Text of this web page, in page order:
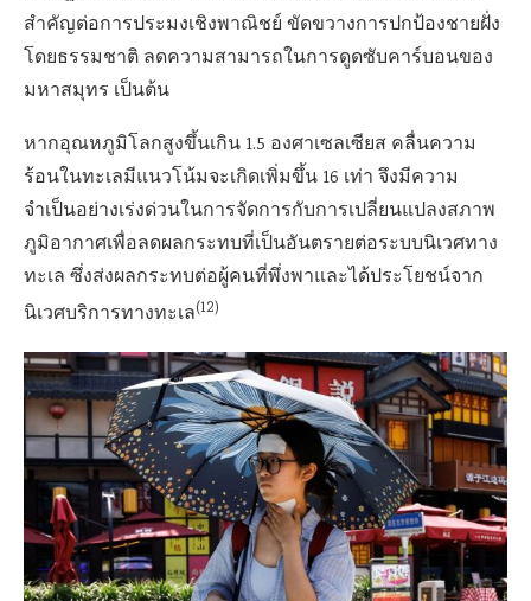
สำคัญต่อการประมงเชิงพาณิชย์ ขัดขวางการปกป้องชายฝั่ง
โดยธรรมชาติ ลดความสามารถในการดูดซับคาร์บอนของ
มหาสมุทร เป็นต้น
หากอุณหภูมิโลกสูงขึ้นเกิน 1.5 องศาเซลเซียส คลื่นความ
ร้อนในทะเลมีแนวโน้มจะเกิดเพิ่มขึ้น 16 เท่า จึงมีความ
จำเป็นอย่างเร่งด่วนในการจัดการกับการเปลี่ยนแปลงสภาพ
ภูมิอากาศเพื่อลดผลกระทบที่เป็นอันตรายต่อระบบนิเวศทาง
ทะเล ซึ่งส่งผลกระทบต่อผู้คนที่พึ่งพาและได้ประโยชน์จาก
นิเวศบริการทางทะเล(12)